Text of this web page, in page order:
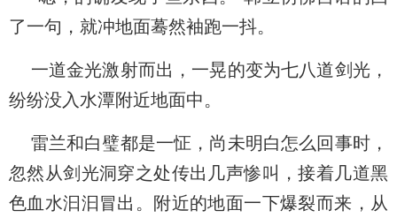
了一句，就冲地面蓦然袖跑一抖。
一道金光激射而出，一晃的变为七八道剑光，
纷纷没入水潭附近地面中。
雷兰和白璧都是一怔，尚未明白怎么回事时，
忽然从剑光洞穿之处传出几声惨叫，接着几道黑
色血水汩汩冒出。附近的地面一下爆裂而来，从